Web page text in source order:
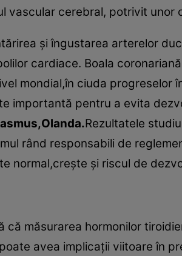
vascular cerebral, potrivit unor
şi îngustarea arterelor
cardiace. Boala
mondial,în ciuda progreselor
importantă pentru a evita
Rezultatele
rând responsabili de
normal,creşte şi riscul de
că măsurarea hormonilor
avea implicaţii viitoare în